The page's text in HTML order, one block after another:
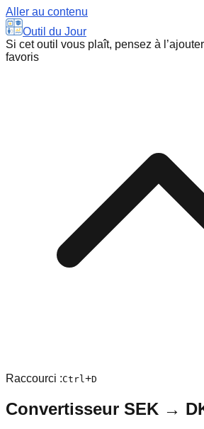
Aller au contenu
Outil du Jour
Si cet outil vous plaît, pensez à
favoris
Raccourci :Ctrl+D
Convertisseur SEK →